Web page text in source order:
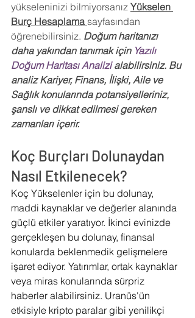
yükseleninizi bilmiyorsanız Yükselen
Burç Hesaplama sayfasından
öğrenebilirsiniz. Doğum haritanızı
daha yakından tanımak için Yazılı
Doğum Haritası Analizi alabilirsiniz. Bu
analiz Kariyer, Finans, İlişki, Aile ve
Sağlık konularında potansiyelleriniz,
şanslı ve dikkat edilmesi gereken
zamanları içerir.
Koç Burçları Dolunaydan
Nasıl Etkilenecek?
Koç Yükselenler için bu dolunay,
maddi kaynaklar ve değerler alanında
güçlü etkiler yaratıyor. İkinci evinizde
gerçekleşen bu dolunay, finansal
konularda beklenmedik gelişmelere
işaret ediyor. Yatırımlar, ortak kaynaklar
veya miras konularında sürpriz
haberler alabilirsiniz. Uranüs'ün
etkisiyle kripto paralar gibi yenilikçi